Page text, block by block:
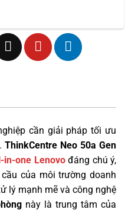
cần giải pháp tối ưu
ThinkCentre Neo 50a Gen
in-one Lenovođáng chú ý,
của môi trường doanh
lý mạnh mẽ và công nghệ
này là trung tâm của